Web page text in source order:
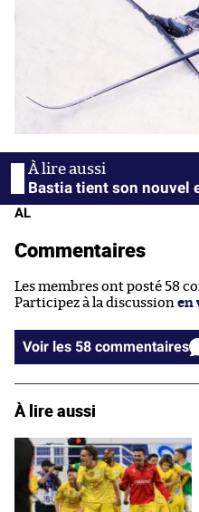
Bastia tient son nouvel
AL
Commentaires
Les membres ont posté 58
Participez à la discussion en
Voir les 58 commentaires
À lire aussi